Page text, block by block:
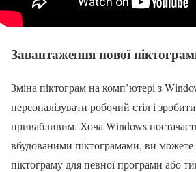
Завантаження нової
Зміна піктограм на комп’ютері з
персоналізувати робочий стіл і
привабливим. Хоча Windows
вбудованими піктограмами, ви
піктограму для певної програми або